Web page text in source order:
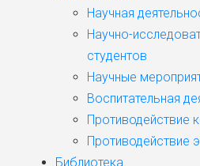
Научная
Научно-
студентов
Научные
Воспитательная
Противодействие
Противодействие
Библиотека